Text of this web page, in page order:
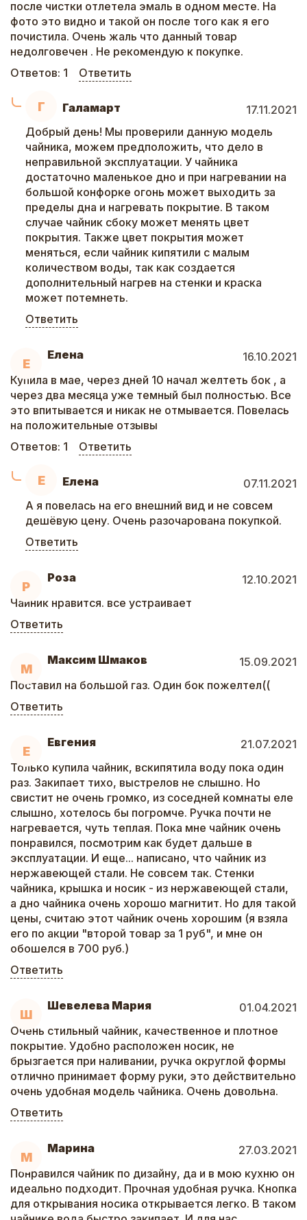
после чистки отлетела эмаль в одном месте. На
фото это видно и такой он после того как я его
почистила. Очень жаль что данный товар
недолговечен . Не рекомендую к покупке.
Ответов: 1 Ответить
Г Галамарт
17.11.2021
Добрый день! Мы проверили данную модель
чайника, можем предположить, что дело в
неправильной эксплуатации. У чайника
достаточно маленькое дно и при нагревании на
большой конфорке огонь может выходить за
пределы дна и нагревать покрытие. В таком
случае чайник сбоку может менять цвет
покрытия. Также цвет покрытия может
меняться, если чайник кипятили с малым
количеством воды, так как создается
дополнительный нагрев на стенки и краска
может потемнеть.
Ответить
Е
Елена
16.10.2021
Купила в мае, через дней 10 начал желтеть бок , а
через два месяца уже темный был полностью. Все
это впитывается и никак не отмывается. Повелась
на положительные отзывы
Ответов: 1 Ответить
Е Елена
07.11.2021
А я повелась на его внешний вид и не совсем
дешёвую цену. Очень разочарована покупкой.
Ответить
Р
Роза
12.10.2021
Чайник нравится. все устраивает
Ответить
М
Максим Шмаков
15.09.2021
Поставил на большой газ. Один бок пожелтел((
Ответить
Е
Евгения
21.07.2021
Только купила чайник, вскипятила воду пока один
раз. Закипает тихо, выстрелов не слышно. Но
свистит не очень громко, из соседней комнаты еле
слышно, хотелось бы погромче. Ручка почти не
нагревается, чуть теплая. Пока мне чайник очень
понравился, посмотрим как будет дальше в
эксплуатации. И еще... написано, что чайник из
нержавеющей стали. Не совсем так. Стенки
чайника, крышка и носик - из нержавеющей стали,
а дно чайника очень хорошо магнитит. Но для такой
цены, считаю этот чайник очень хорошим (я взяла
его по акции "второй товар за 1 руб", и мне он
обошелся в 700 руб.)
Ответить
Ш
Шевелева Мария
01.04.2021
Очень стильный чайник, качественное и плотное
покрытие. Удобно расположен носик, не
брызгается при наливании, ручка округлой формы
отлично принимает форму руки, это действительно
очень удобная модель чайника. Очень довольна.
Ответить
М
Марина
27.03.2021
Понравился чайник по дизайну, да и в мою кухню он
идеально подходит. Прочная удобная ручка. Кнопка
для открывания носика открывается легко. В таком